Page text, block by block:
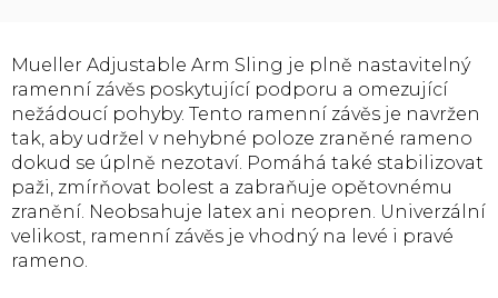
Mueller Adjustable Arm Sling je plně nastavitelný
ramenní závěs poskytující podporu a omezující
nežádoucí pohyby. Tento ramenní závěs je navržen
tak, aby udržel v nehybné poloze zraněné rameno
dokud se úplně nezotaví. Pomáhá také stabilizovat
paži, zmírňovat bolest a zabraňuje opětovnému
zranění. Neobsahuje latex ani neopren. Univerzální
velikost, ramenní závěs je vhodný na levé i pravé
rameno.